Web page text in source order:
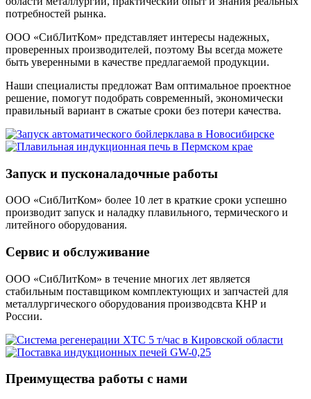
потребностей рынка.
ООО «СибЛитКом» представляет интересы надежных,
проверенных производителей, поэтому Вы всегда можете
быть уверенными в качестве предлагаемой продукции.
Наши специалисты предложат Вам оптимальное проектное
решение, помогут подобрать современный, экономически
правильный вариант в сжатые сроки без потери качества.
Запуск и пусконаладочные работы
ООО «СибЛитКом» более 10 лет в краткие сроки успешно
производит запуск и наладку плавильного, термического и
литейного оборудования.
Сервис и обслуживание
ООО «СибЛитКом» в течение многих лет является
стабильным поставщиком комплектующих и запчастей для
металлургического оборудования производсвта КНР и
России.
Преимущества работы с нами